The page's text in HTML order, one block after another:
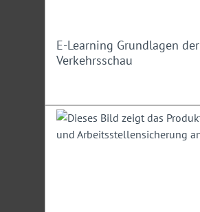
E-Learning Grundlagen der
Verkehrsschau